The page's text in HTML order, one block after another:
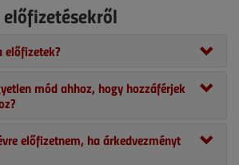
előfizetek?
mód ahhoz, hogy hozzáférjek
előfizetnem, ha árkedvezményt